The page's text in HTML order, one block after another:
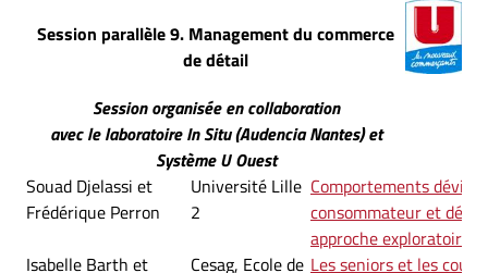
Session parallèle 9. Management du commerce
de détail
Session organisée en collaboration
avec le laboratoire In Situ (Audencia Nantes) et
Système U Ouest
Souad Djelassi et
Frédérique Perron
Université Lille
2
Comportements
consommateur et
approche exploratoire
Isabelle Barth et
Cesag, Ecole de Les seniors et les